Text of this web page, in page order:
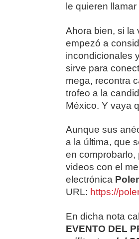
le quieren llamar
Ahora bien, si la
empezó a
incondicionales
sirve para
mega, recontra
trofeo a la
México. Y vaya
Aunque sus
a la última, que
en comprobarlo,
videos con el
electrónica
URL: https://
En dicha nota
EVENTO DEL